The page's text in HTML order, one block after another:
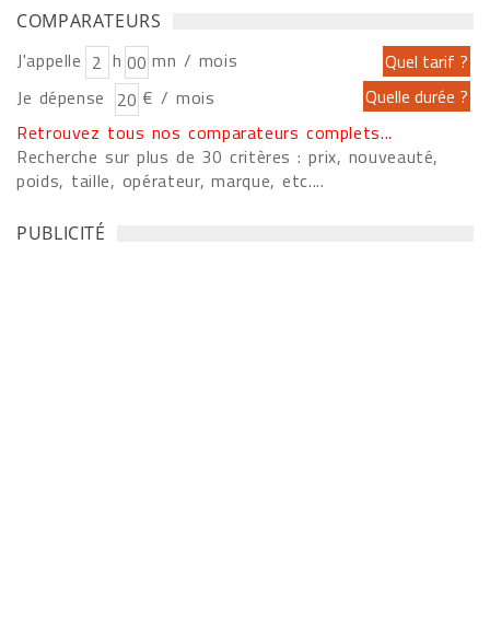
COMPARATEURS
J'appelle h
mn / mois
Je dépense
€ / mois
Retrouvez tous nos comparateurs complets...
Recherche sur plus de 30 critères : prix, nouveauté,
poids, taille, opérateur, marque, etc....
PUBLICITÉ